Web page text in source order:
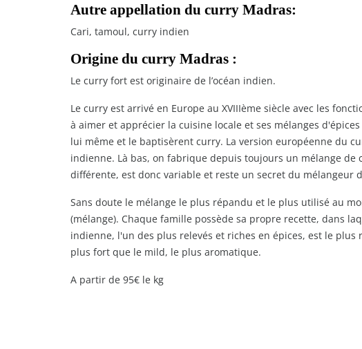
Autre appellation du curry Madras:
Cari, tamoul, curry indien
Origine du curry Madras :
Le curry fort est originaire de l’océan indien.
Le curry est arrivé en Europe au XVIIIème siècle avec les
à aimer et apprécier la cuisine locale et ses mélanges
lui même et le baptisèrent curry. La version européenne du
indienne. Là bas, on fabrique depuis toujours un mélange
différente, est donc variable et reste un secret du mélangeur
Sans doute le mélange le plus répandu et le plus utilisé au
(mélange). Chaque famille possède sa propre recette, dans
indienne, l'un des plus relevés et riches en épices, est le
plus fort que le mild, le plus aromatique.
A partir de 95€ le kg